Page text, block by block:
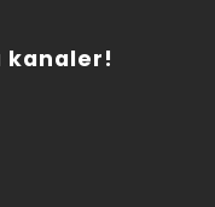
kanaler!